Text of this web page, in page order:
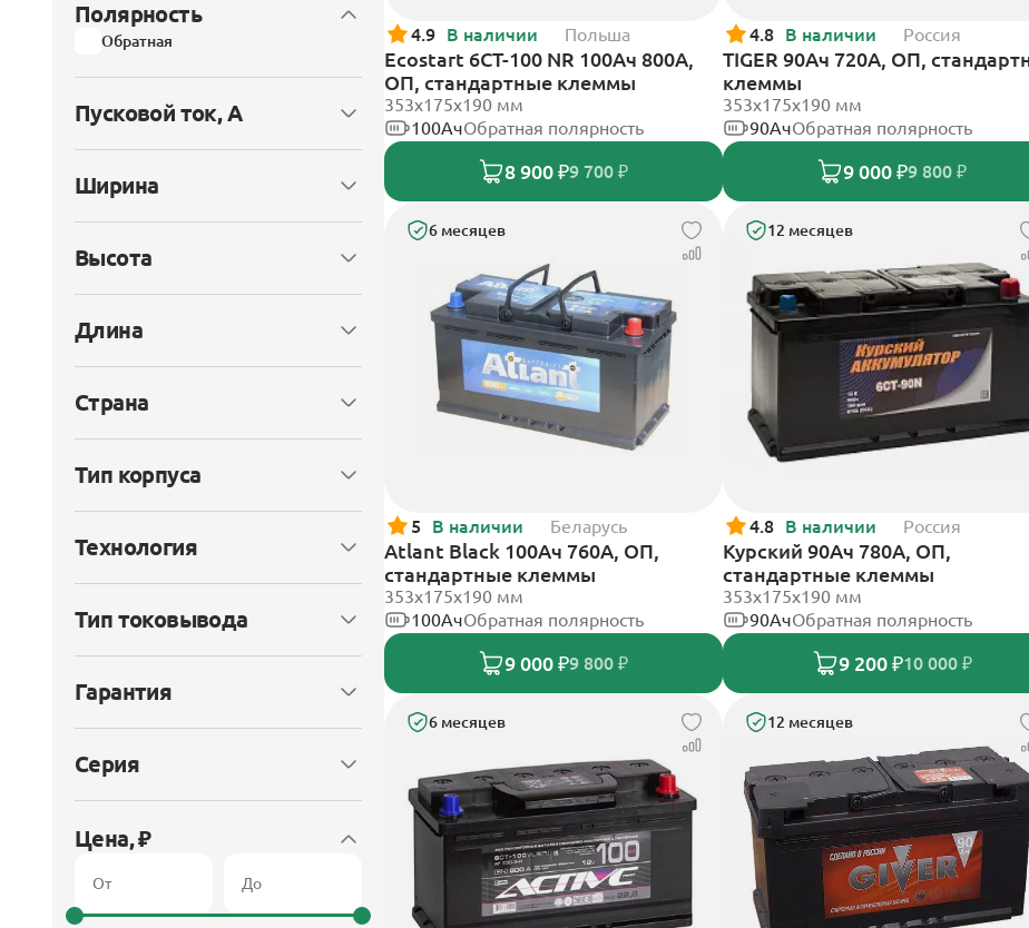
Полярность
Обратная
Пусковой ток, А
Ширина
Высота
Длина
Страна
Тип корпуса
Технология
Тип токовывода
Гарантия
Серия
Цена, ₽
4.9 В наличии Польша
Ecostart 6CT-100 NR 100Ач 800А,
ОП, стандартные клеммы
353x175x190 мм
100АчОбратная полярность
8 900 ₽9 700 ₽
4.8 В наличии Россия
TIGER 90Ач 720А, ОП,
клеммы
353х175х190 мм
90АчОбратная полярность
9 000 ₽9 800 ₽
6 месяцев
5 В наличии Беларусь
Atlant Black 100Ач 760А, ОП,
стандартные клеммы
353х175х190 мм
100АчОбратная полярность
9 000 ₽9 800 ₽
12 месяцев
4.8 В наличии Россия
Курский 90Ач 780А, ОП,
стандартные клеммы
353x175x190 мм
90АчОбратная полярность
9 200 ₽10 000 ₽
6 месяцев 12 месяцев